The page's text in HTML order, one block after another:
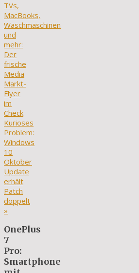
TVs,
MacBooks,
Waschmaschinen
und
mehr:
Der
frische
Media
Markt-
Flyer
im
Check
Kurioses
Problem:
Windows
10
Oktober
Update
erhält
Patch
doppelt
»
OnePlus
7
Pro:
Smartphone